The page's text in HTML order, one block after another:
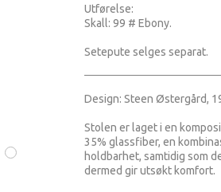
Utførelse:
Skall: 99 # Ebony.
Setepute selges separat.
Design: Steen Østergård,
Stolen er laget i en
35% glassfiber, en
holdbarhet, samtidig som
dermed gir utsøkt komfort.